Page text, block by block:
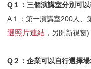
Q１：三個演講室分別可
A １：第一演講室200人、
選照片連結 ，另開新視窗)
Q２：企業可以自行選擇